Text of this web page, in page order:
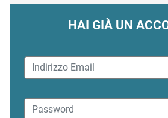
HAI GIÀ UN